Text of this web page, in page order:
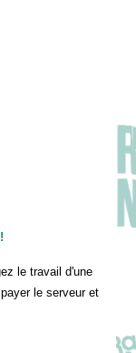
le travail d'une
le serveur et